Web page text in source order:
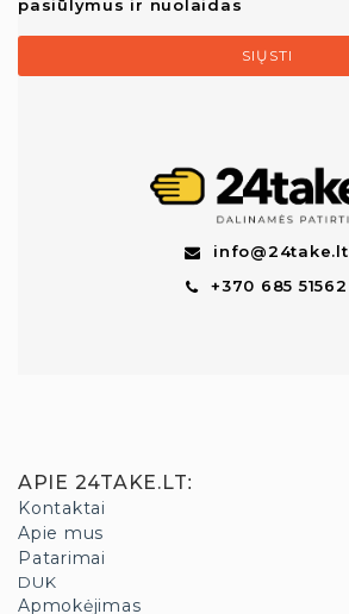
pasiūlymus ir nuolaidas
SIŲSTI
info@24take.lt
+370 685 51562
APIE 24TAKE.LT:
Kontaktai
Apie mus
Patarimai
DUK
Apmokėjimas